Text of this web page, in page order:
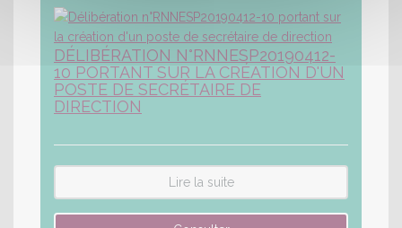
DÉLIBÉRATION N°RNNESP20190412-
10 PORTANT SUR LA CRÉATION D'UN
POSTE DE SECRÉTAIRE DE
DIRECTION
Lire la suite